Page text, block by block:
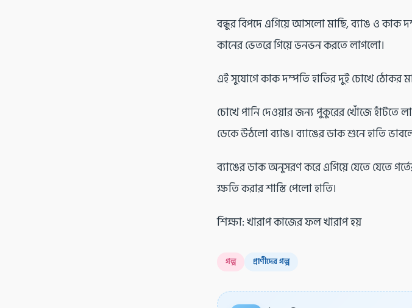
বন্ধুর বিপদে এগিয়ে আসলো মাছি, ব্যাঙ ও কাক
কানের ভেতরে গিয়ে ভনভন করতে লাগলো।
এই সুযোগে কাক দম্পতি হাতির দুই চোখে ঠোকর
চোখে পানি দেওয়ার জন্য পুকুরের খোঁজে হাঁটতে
ডেকে উঠলো ব্যাঙ। ব্যাঙের ডাক শুনে হাতি
ব্যাঙের ডাক অনুসরণ করে এগিয়ে যেতে যেতে
ক্ষতি করার শাস্তি পেলো হাতি।
শিক্ষা: খারাপ কাজের ফল খারাপ হয়
গল্প প্রাণীদের গল্প